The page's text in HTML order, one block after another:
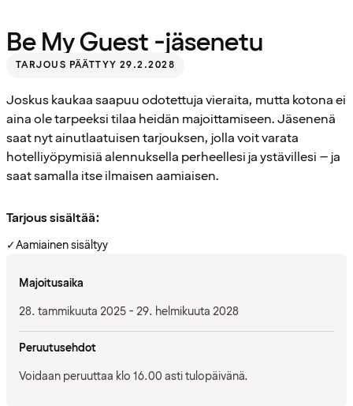
Be My Guest -jäsenetu
TARJOUS PÄÄTTYY 29.2.2028
Joskus kaukaa saapuu odotettuja vieraita, mutta kotona ei
aina ole tarpeeksi tilaa heidän majoittamiseen. Jäsenenä
saat nyt ainutlaatuisen tarjouksen, jolla voit varata
hotelliyöpymisiä alennuksella perheellesi ja ystävillesi – ja
saat samalla itse ilmaisen aamiaisen.
Tarjous sisältää:
✓Aamiainen sisältyy
Majoitusaika
28. tammikuuta 2025 - 29. helmikuuta 2028
Peruutusehdot
Voidaan peruuttaa klo 16.00 asti tulopäivänä.